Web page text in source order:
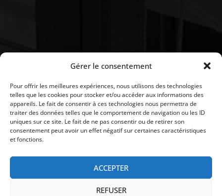
Gérer le consentement
Pour offrir les meilleures expériences, nous utilisons des technologies
telles que les cookies pour stocker et/ou accéder aux informations des
appareils. Le fait de consentir à ces technologies nous permettra de
traiter des données telles que le comportement de navigation ou les ID
uniques sur ce site. Le fait de ne pas consentir ou de retirer son
consentement peut avoir un effet négatif sur certaines caractéristiques
et fonctions.
ACCEPTER
REFUSER
Copyright © IDesign | Tous droits réservés |Paiement|
Actualités|Mentions légales